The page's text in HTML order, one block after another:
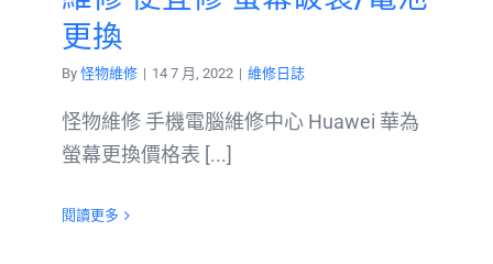
更換
By 怪物維修 | 14 7 月, 2022 | 維修日誌
怪物維修 手機電腦維修中心 Huawei 華為
螢幕更換價格表 [...]
閱讀更多